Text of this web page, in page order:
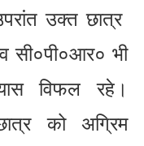
उक्त छात्र
सी०पी०आर० भी
विफल रहे।
को अग्रिम